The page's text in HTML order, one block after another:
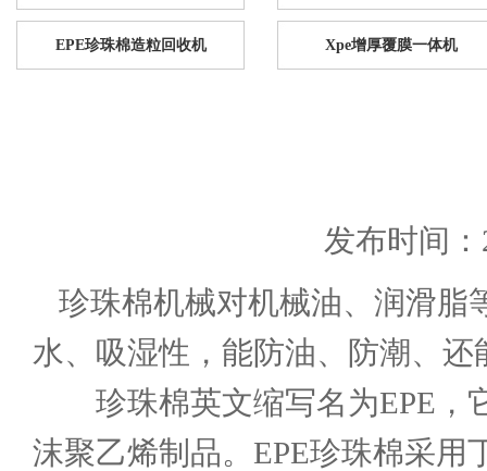
EPE珍珠棉造粒回收机 Xpe增厚覆膜一体机
发布时间：
珍珠棉机械对机械油、润滑脂
水、吸湿性，能防油、防潮、
珍珠棉英文缩写名为EPE，
沫聚乙烯制品。EPE珍珠棉采